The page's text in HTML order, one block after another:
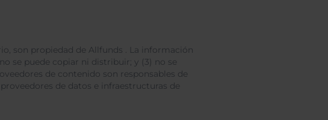
son propiedad de Allfunds . La información
se puede copiar ni distribuir; y (3) no se
de contenido son responsables de
de datos e infraestructuras de